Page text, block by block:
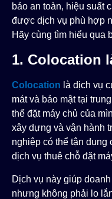
bảo an toàn, hiệu suất
được dịch vụ phù hợp
Hãy cùng tìm hiểu qua
1. Colocation
Colocation là dịch vụ
mát và bảo mật tại
thể đặt máy chủ của
xây dựng và vận hành
nghiệp có thể tận
dịch vụ thuê chỗ đặt
Dịch vụ này giúp
nhưng không phải lo